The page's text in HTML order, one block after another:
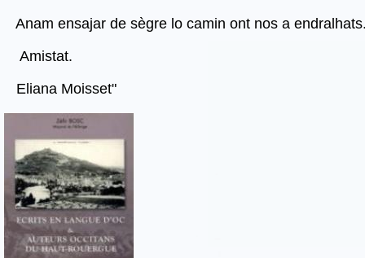
Anam ensajar de sègre lo camin ont nos a
Amistat.
Eliana Moisset"